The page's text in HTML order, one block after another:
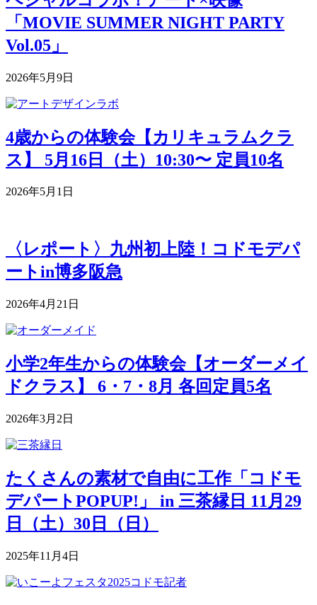
「MOVIE SUMMER NIGHT PARTY
Vol.05」
2026年5月9日
4歳からの体験会【カリキュラムクラ
ス】 5月16日（土）10:30〜 定員10名
2026年5月1日
〈レポート〉九州初上陸！コドモデパ
ートin博多阪急
2026年4月21日
小学2年生からの体験会【オーダーメイ
ドクラス】 6・7・8月 各回定員5名
2026年3月2日
たくさんの素材で自由に工作「コドモ
デパートPOPUP!」 in 三茶縁日 11月29
日（土）30日（日）
2025年11月4日